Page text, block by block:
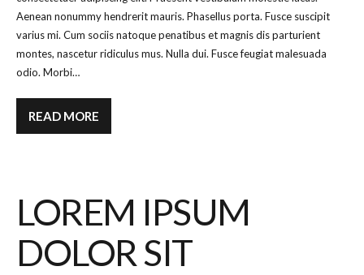
Aenean nonummy hendrerit mauris. Phasellus porta. Fusce suscipit
varius mi. Cum sociis natoque penatibus et magnis dis parturient
montes, nascetur ridiculus mus. Nulla dui. Fusce feugiat malesuada
odio. Morbi…
READ MORE
LOREM IPSUM
DOLOR SIT